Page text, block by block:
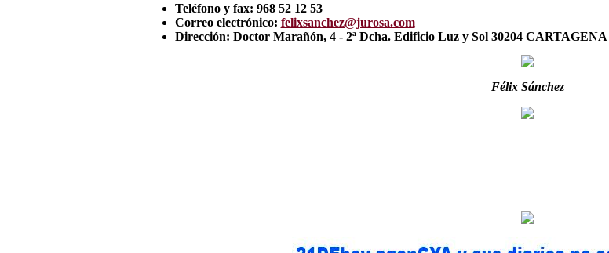
Teléfono y fax: 968 52 12 53
Correo electrónico: felixsanchez@jurosa.com
Dirección: Doctor Marañón, 4 - 2ª Dcha. Edificio Luz y Sol 30204 CARTAGENA
Félix Sánchez